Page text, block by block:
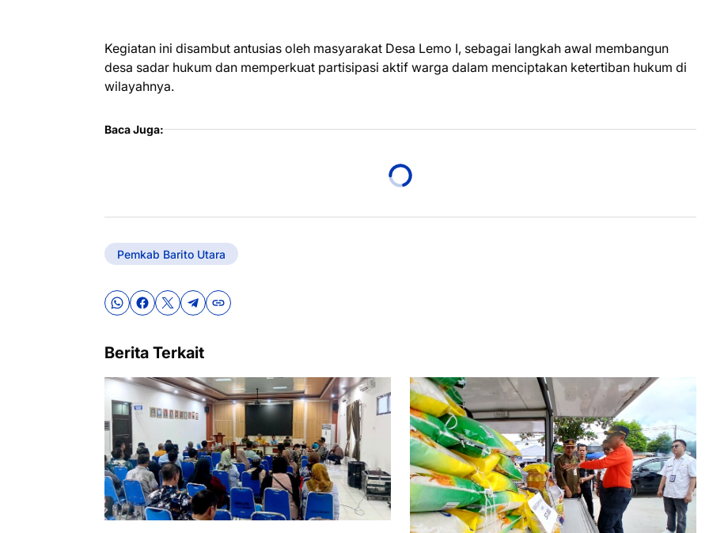
Kegiatan ini disambut antusias oleh masyarakat Desa Lemo I, sebagai langkah awal membangun
desa sadar hukum dan memperkuat partisipasi aktif warga dalam menciptakan ketertiban hukum di
wilayahnya.
Baca Juga:
Pemkab Barito Utara
Berita Terkait